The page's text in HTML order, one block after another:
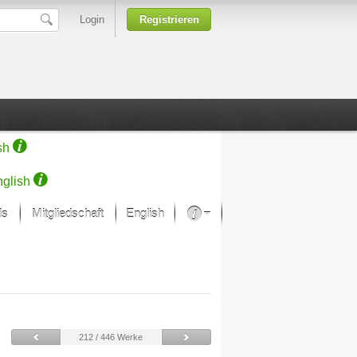
Login Registrieren
Mitgliedschaft English
Kunsthäuser
212 / 446 Werke